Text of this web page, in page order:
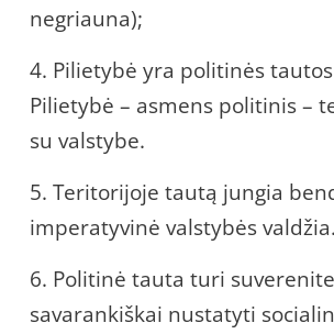
negriauna);
4. Pilietybė yra politinės
Pilietybė – asmens politinis –
su valstybe.
5. Teritorijoje tautą jungia
imperatyvinė valstybės valdžia.
6. Politinė tauta turi
savarankiškai nustatyti